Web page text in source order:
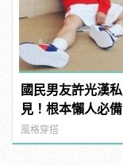
國民男友許光漢
見！根本懶人必
啊！
風格穿搭